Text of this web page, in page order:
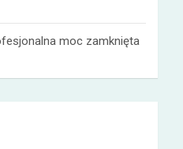
moc zamknięta